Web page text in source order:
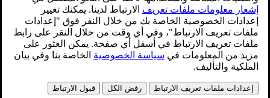
العناصر في قائمة التشغيل
المجلدات الفرعية
بلا حدود
المواصفات التقنية لجهاز توصيل USB A
مقبس نوع A
إمداد الفولتية ٥ فولت